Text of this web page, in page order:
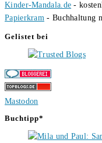
Kinder-Mandala.de -
Papierkram - Buchhaltung
Gelistet bei
Mastodon
Buchtipp*